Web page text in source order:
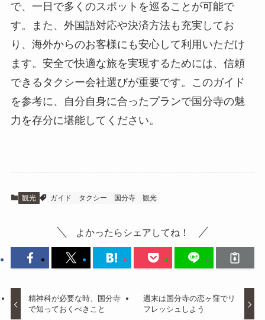
で、一日で多くのスポットを巡ることが可能で
す。また、外国語対応や決済方法も充実してお
り、海外からのお客様にも安心して利用いただけ
ます。安全で快適な旅を実現するためには、信頼
できるタクシー会社選びが重要です。このガイド
を参考に、自分自身に合ったプランで国分寺の魅
力を存分に堪能してください。
観光 ガイド タクシー 国分寺 観光
よかったらシェアしてね！
精神科が必要な時、国分寺
で知っておくべきこと
週末は国分寺の恋ヶ窪でリ
フレッシュしよう